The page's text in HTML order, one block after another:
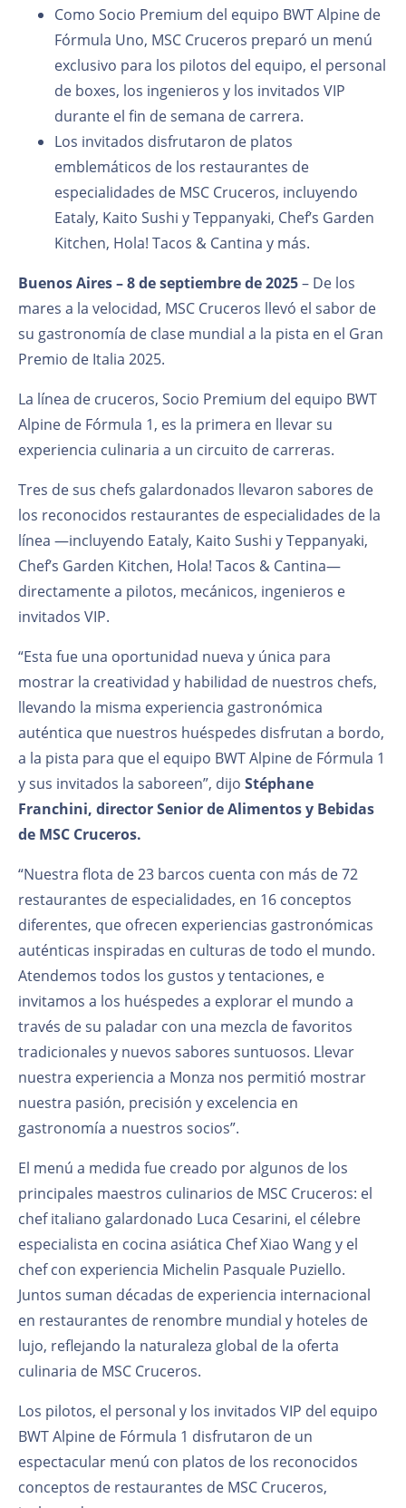
Como Socio Premium del equipo BWT Alpine de
Fórmula Uno, MSC Cruceros preparó un menú
exclusivo para los pilotos del equipo, el personal
de boxes, los ingenieros y los invitados VIP
durante el fin de semana de carrera.
Los invitados disfrutaron de platos
emblemáticos de los restaurantes de
especialidades de MSC Cruceros, incluyendo
Eataly, Kaito Sushi y Teppanyaki, Chef’s Garden
Kitchen, Hola! Tacos & Cantina y más.
Buenos Aires – 8 de septiembre de 2025– De los
mares a la velocidad, MSC Cruceros llevó el sabor de
su gastronomía de clase mundial a la pista en el Gran
Premio de Italia 2025.
La línea de cruceros, Socio Premium del equipo BWT
Alpine de Fórmula 1, es la primera en llevar su
experiencia culinaria a un circuito de carreras.
Tres de sus chefs galardonados llevaron sabores de
los reconocidos restaurantes de especialidades de la
línea —incluyendo Eataly, Kaito Sushi y Teppanyaki,
Chef’s Garden Kitchen, Hola! Tacos & Cantina—
directamente a pilotos, mecánicos, ingenieros e
invitados VIP.
“Esta fue una oportunidad nueva y única para
mostrar la creatividad y habilidad de nuestros chefs,
llevando la misma experiencia gastronómica
auténtica que nuestros huéspedes disfrutan a bordo,
a la pista para que el equipo BWT Alpine de Fórmula 1
y sus invitados la saboreen”, dijo Stéphane
Franchini, director Senior de Alimentos y Bebidas
de MSC Cruceros.
“Nuestra flota de 23 barcos cuenta con más de 72
restaurantes de especialidades, en 16 conceptos
diferentes, que ofrecen experiencias gastronómicas
auténticas inspiradas en culturas de todo el mundo.
Atendemos todos los gustos y tentaciones, e
invitamos a los huéspedes a explorar el mundo a
través de su paladar con una mezcla de favoritos
tradicionales y nuevos sabores suntuosos. Llevar
nuestra experiencia a Monza nos permitió mostrar
nuestra pasión, precisión y excelencia en
gastronomía a nuestros socios”.
El menú a medida fue creado por algunos de los
principales maestros culinarios de MSC Cruceros: el
chef italiano galardonado Luca Cesarini, el célebre
especialista en cocina asiática Chef Xiao Wang y el
chef con experiencia Michelin Pasquale Puziello.
Juntos suman décadas de experiencia internacional
en restaurantes de renombre mundial y hoteles de
lujo, reflejando la naturaleza global de la oferta
culinaria de MSC Cruceros.
Los pilotos, el personal y los invitados VIP del equipo
BWT Alpine de Fórmula 1 disfrutaron de un
espectacular menú con platos de los reconocidos
conceptos de restaurantes de MSC Cruceros,